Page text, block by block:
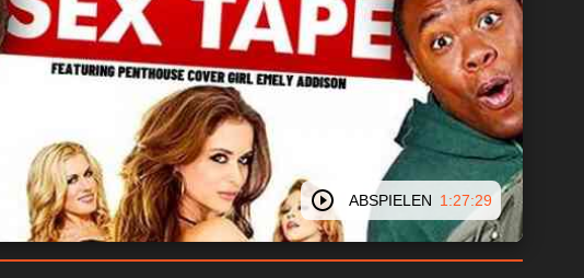
auf einem Gerät zu und
die von einem
ABSPIELEN 1:27:29